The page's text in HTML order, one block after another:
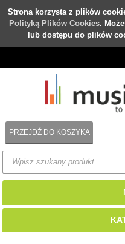
Strona korzysta z plików
Polityką Plików Cookies.
lub dostępu do plików
PRZEJDŹ DO KOSZYKA